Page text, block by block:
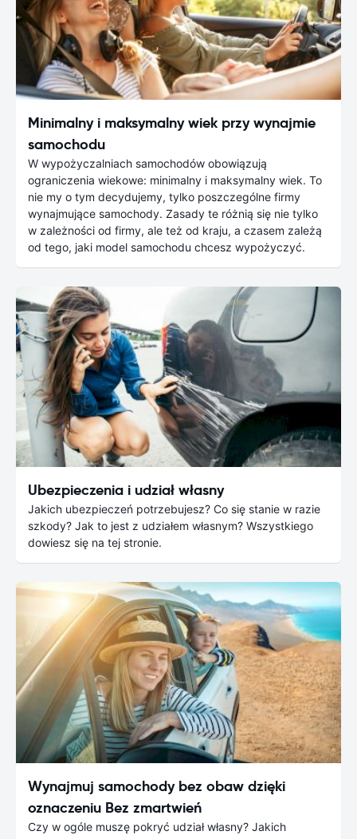
Minimalny i maksymalny wiek przy wynajmie
samochodu
W wypożyczalniach samochodów obowiązują
ograniczenia wiekowe: minimalny i maksymalny wiek. To
nie my o tym decydujemy, tylko poszczególne firmy
wynajmujące samochody. Zasady te różnią się nie tylko
w zależności od firmy, ale też od kraju, a czasem zależą
od tego, jaki model samochodu chcesz wypożyczyć.
Ubezpieczenia i udział własny
Jakich ubezpieczeń potrzebujesz? Co się stanie w razie
szkody? Jak to jest z udziałem własnym? Wszystkiego
dowiesz się na tej stronie.
Wynajmuj samochody bez obaw dzięki
oznaczeniu Bez zmartwień
Czy w ogóle muszę pokryć udział własny? Jakich